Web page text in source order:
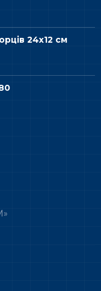
24х12 см